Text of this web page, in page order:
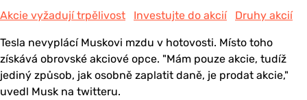
Akcie vyžadují trpělivost Investujte do akcií Druhy akcií
Tesla nevyplácí Muskovi mzdu v hotovosti. Místo toho
získává obrovské akciové opce. "Mám pouze akcie, tudíž
jediný způsob, jak osobně zaplatit daně, je prodat akcie,"
uvedl Musk na twitteru.